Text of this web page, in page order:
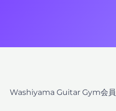
Washiyama Guitar Gym会員